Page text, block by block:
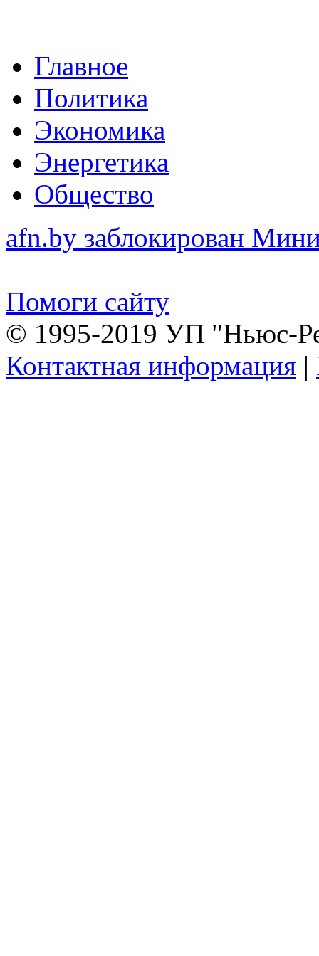
Главное
Политика
Экономика
Энергетика
Общество
afn.by заблокирован
Помоги сайту
© 1995-2019 УП "Ньюс-
Контактная информация |